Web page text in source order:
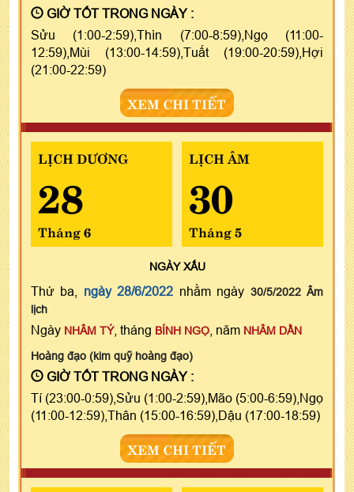
GIỜ TỐT TRONG NGÀY :
Sửu (1:00-2:59),Thìn (7:00-8:59),Ngọ (11:00-
12:59),Mùi (13:00-14:59),Tuất (19:00-20:59),Hợi
(21:00-22:59)
XEM CHI TIẾT
LỊCH DƯƠNG
28
Tháng 6
LỊCH ÂM
30
Tháng 5
NGÀYXẤU
Thứ ba, ngày 28/6/2022 nhằm ngày 30/5/2022 Âm
lịch
Ngày NHÂM TÝ, tháng BÍNH NGỌ , năm NHÂM DẦN
Hoàng đạo (kim quỹ hoàng đạo)
GIỜ TỐT TRONG NGÀY :
Tí (23:00-0:59),Sửu (1:00-2:59),Mão (5:00-6:59),Ngọ
(11:00-12:59),Thân (15:00-16:59),Dậu (17:00-18:59)
XEM CHI TIẾT